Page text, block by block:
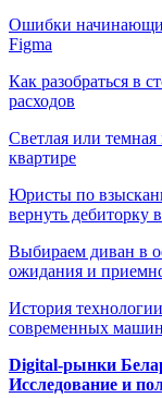
Ошибки
Figma
Как разобраться в
расходов
Светлая или
квартире
Юристы по
вернуть дебиторку
Выбираем диван в
ожидания и
История
современных машин
Digital-рынки
Исследование и